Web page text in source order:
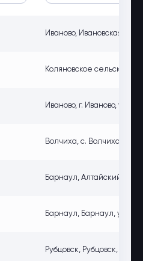
Иваново, Ивановская обл.,
Коляновское сельское
Иваново, г. Иваново, ул.
Волчиха, с. Волчиха, ул.
Барнаул, Алтайский
Барнаул, Барнаул,
Рубцовск, Рубцовск, ул.